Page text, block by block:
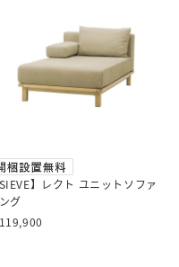
SIEVE】レクト ユニットソファ
グ